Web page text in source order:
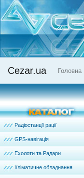
Cezar.ua Головна
Радіостанції рації
GPS-навігація
Ехолоти та Радари
Кліматичне обладнання